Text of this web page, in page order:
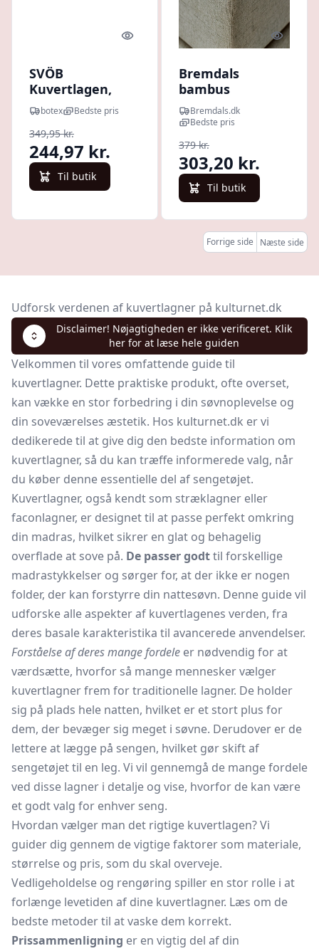
Quick look
SVÖB
Kuvertlagen,
Black 180x200x8
cm
botex Bedste pris
349,95 kr.
244,97 kr.
Til butik
Quick
Bremdals
bambus
kuvertlagen -
90x200
Bremdals.dk
Bedste pris
379 kr.
303,20 kr.
Til butik
Forrige side Næste side
Udforsk verdenen af kuvertlagner på kulturnet.dk
Disclaimer! Nøjagtigheden er ikke verificeret. Klik
her for at læse hele guiden
Velkommen til vores omfattende guide til
kuvertlagner. Dette praktiske produkt, ofte overset,
kan vække en stor forbedring i din søvnoplevelse og
din soveværelses æstetik. Hos kulturnet.dk er vi
dedikerede til at give dig den bedste information om
kuvertlagner, så du kan træffe informerede valg, når
du køber denne essentielle del af sengetøjet.
Kuvertlagner, også kendt som stræklagner eller
faconlagner, er designet til at passe perfekt omkring
din madras, hvilket sikrer en glat og behagelig
overflade at sove på. De passer godttil forskellige
madrastykkelser og sørger for, at der ikke er nogen
folder, der kan forstyrre din nattesøvn. Denne guide vil
udforske alle aspekter af kuvertlagenes verden, fra
deres basale karakteristika til avancerede anvendelser.
Forståelse af deres mange fordele er nødvendig for at
værdsætte, hvorfor så mange mennesker vælger
kuvertlagner frem for traditionelle lagner. De holder
sig på plads hele natten, hvilket er et stort plus for
dem, der bevæger sig meget i søvne. Derudover er de
lettere at lægge på sengen, hvilket gør skift af
sengetøjet til en leg. Vi vil gennemgå de mange fordele
ved disse lagner i detalje og vise, hvorfor de kan være
et godt valg for enhver seng.
Hvordan vælger man det rigtige kuvertlagen? Vi
guider dig gennem de vigtige faktorer som materiale,
størrelse og pris, som du skal overveje.
Vedligeholdelse og rengøring spiller en stor rolle i at
forlænge levetiden af dine kuvertlagner. Læs om de
bedste metoder til at vaske dem korrekt.
Prissammenligning er en vigtig del af din